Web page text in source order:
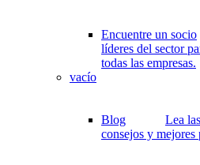
Encuentre un socio
líderes del sector
todas las empresas.
vacío
Blog
Lea
consejos y mejores